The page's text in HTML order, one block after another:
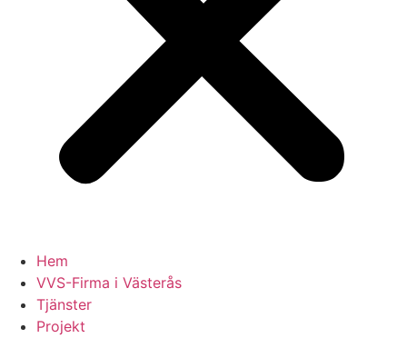
Hem
VVS-Firma i Västerås
Tjänster
Projekt